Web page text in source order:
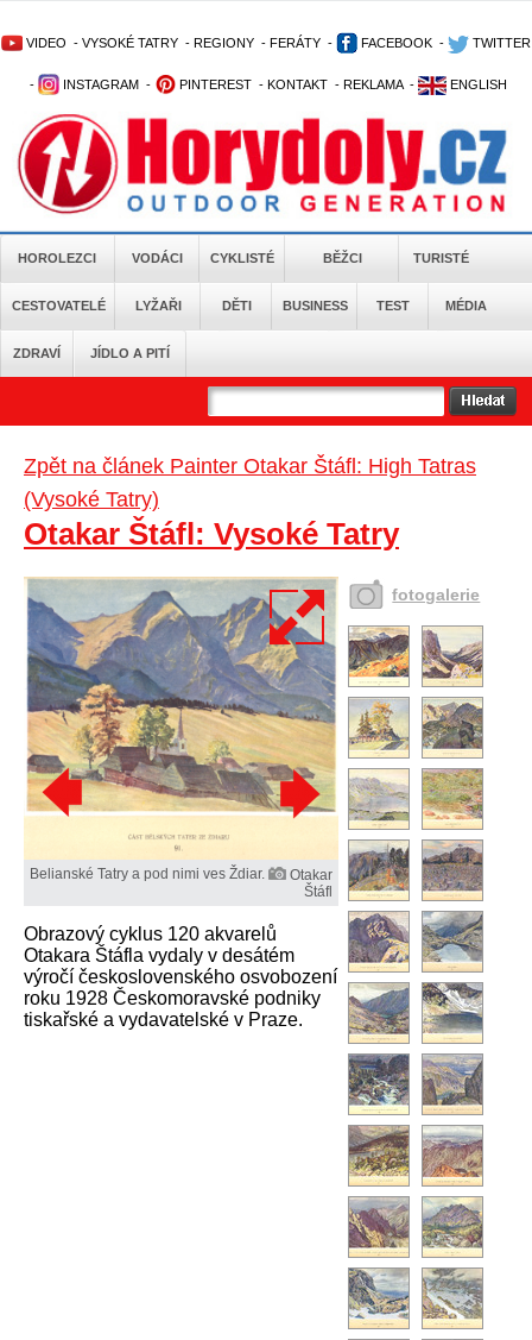
VIDEO - VYSOKÉ TATRY - REGIONY - FERÁTY - FACEBOOK - TWITTER
- INSTAGRAM - PINTEREST - KONTAKT - REKLAMA - ENGLISH
HOROLEZCI VODÁCI CYKLISTÉ BĚŽCI TURISTÉ
CESTOVATELÉ LYŽAŘI DĚTI BUSINESS TEST MÉDIA
ZDRAVÍ JÍDLO A PITÍ
Zpět na článek Painter Otakar Štáfl: High Tatras
(Vysoké Tatry)
Otakar Štáfl: Vysoké Tatry
Belianské Tatry a pod nimi ves Ždiar.
Otakar
Štáfl
Obrazový cyklus 120 akvarelů
Otakara Štáfla vydaly v desátém
výročí československého osvobození
roku 1928 Českomoravské podniky
tiskařské a vydavatelské v Praze.
fotogalerie